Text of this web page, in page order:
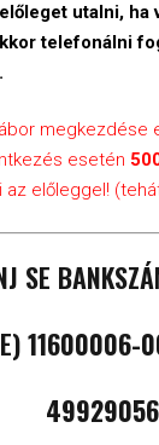
utalni, ha
telefonálni
megkezdése
esetén
az előleggel!
SE
11600006-
49929056